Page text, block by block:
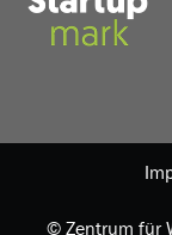
© Zentrum für